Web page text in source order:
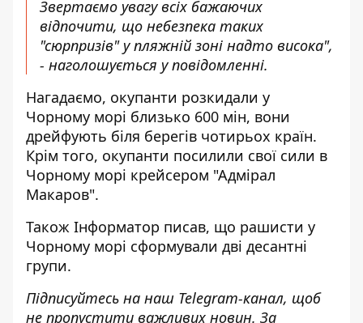
Звертаємо увагу всіх бажаючих
відпочити, що небезпека таких
"сюрпризів" у пляжній зоні надто висока",
- наголошується у повідомленні.
Нагадаємо, окупанти розкидали у
Чорному морі близько 600 мін, вони
дрейфують біля берегів чотирьох країн.
Крім того, окупанти посилили свої сили в
Чорному морі крейсером "Адмірал
Макаров".
Також Інформатор писав, що рашисти у
Чорному морі сформували дві десантні
групи.
Підписуйтесь на наш Telegram-канал, щоб
не пропустити важливих новин. За